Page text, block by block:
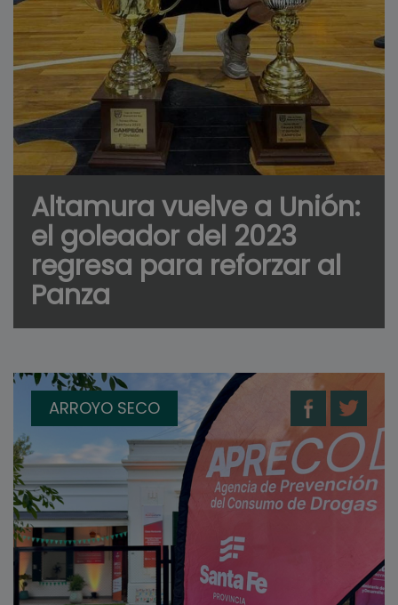
Altamura vuelve a Unión:
el goleador del 2023
regresa para reforzar al
Panza
ARROYO SECO